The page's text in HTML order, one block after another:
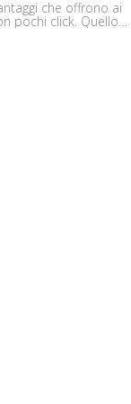
che offrono ai
pochi click. Quello
un mercato che non
tecnologica sempre